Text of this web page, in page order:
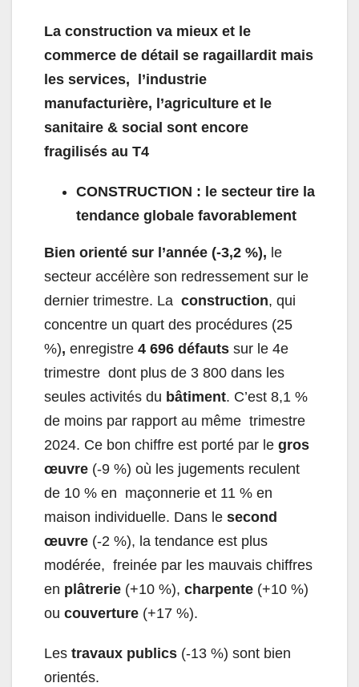
La construction va mieux et le
commerce de détail se ragaillardit mais
les services, l’industrie
manufacturière, l’agriculture et le
sanitaire & social sont encore
fragilisés au T4
CONSTRUCTION : le secteur tire la
tendance globale favorablement
Bien orienté sur l’année (-3,2 %), le
secteur accélère son redressement sur le
dernier trimestre. La construction, qui
concentre un quart des procédures (25
%), enregistre 4 696 défauts sur le 4e
trimestre dont plus de 3 800 dans les
seules activités du bâtiment. C’est 8,1 %
de moins par rapport au même trimestre
2024. Ce bon chiffre est porté par le gros
œuvre (-9 %) où les jugements reculent
de 10 % en maçonnerie et 11 % en
maison individuelle. Dans le second
œuvre (-2 %), la tendance est plus
modérée, freinée par les mauvais chiffres
en plâtrerie (+10 %), charpente (+10 %)
ou couverture (+17 %).
Les travaux publics (-13 %) sont bien
orientés.